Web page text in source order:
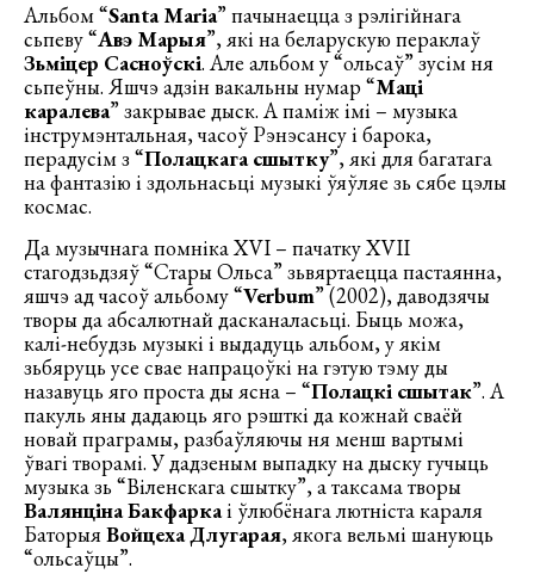
Альбом “Santa Maria” пачынаецца з рэлігійнага
сьпеву “Авэ Марыя”, які на беларускую пераклаў
Зьміцер Сасноўскі. Але альбом у “ольсаў” зусім ня
сьпеўны. Яшчэ адзін вакальны нумар “Маці
каралева” закрывае дыск. А паміж імі – музыка
інструмэнтальная, часоў Рэнэсансу і барока,
перадусім з “Полацкага сшытку”, які для багатага
на фантазію і здольнасьці музыкі ўяўляе зь сябе цэлы
космас.
Да музычнага помніка XVI – пачатку XVII
стагодзьдзяў “Стары Ольса” зьвяртаецца пастаянна,
яшчэ ад часоў альбому “Verbum” (2002), даводзячы
творы да абсалютнай дасканаласьці. Быць можа,
калі-небудзь музыкі і выдадуць альбом, у якім
зьбяруць усе свае напрацоўкі на гэтую тэму ды
назавуць яго проста ды ясна – “Полацкі сшытак”. А
пакуль яны дадаюць яго рэшткі да кожнай сваёй
новай праграмы, разбаўляючы ня менш вартымі
ўвагі творамі. У дадзеным выпадку на дыску гучыць
музыка зь “Віленскага сшытку”, а таксама творы
Валянціна Бакфаркаі ўлюбёнага лютніста караля
БаторыяВойцеха Длугарая, якога вельмі шануюць
“ольсаўцы”.